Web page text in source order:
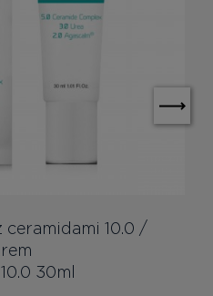
ceramidami 10.0 /
30ml